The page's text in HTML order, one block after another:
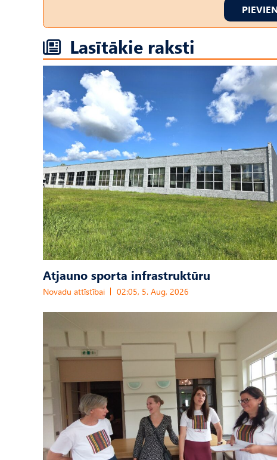
Lasītākie raksti
Atjauno sporta infrastruktūru
Novadu attīstībai 02:05, 5. Aug, 2026